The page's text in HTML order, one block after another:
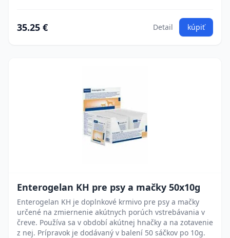
35.25 € Detail kúpiť
Enterogelan KH pre psy a mačky 50x10g
Enterogelan KH je doplnkové krmivo pre psy a mačky
určené na zmiernenie akútnych porúch vstrebávania v
čreve. Používa sa v období akútnej hnačky a na zotavenie
z nej. Prípravok je dodávaný v balení 50 sáčkov po 10g.